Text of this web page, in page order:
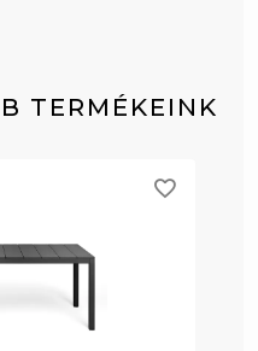
TERMÉKEINK